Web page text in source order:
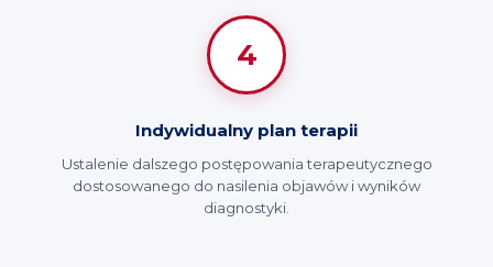
4
Indywidualny plan terapii
Ustalenie dalszego postępowania terapeutycznego
dostosowanego do nasilenia objawów i wyników
diagnostyki.